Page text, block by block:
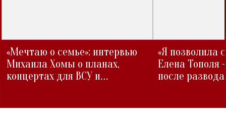
«Мечтаю о семье»: интервью
Михаила Хомы о планах,
концертах для ВСУ и
«Я позволила
Елена Тополя
после развода